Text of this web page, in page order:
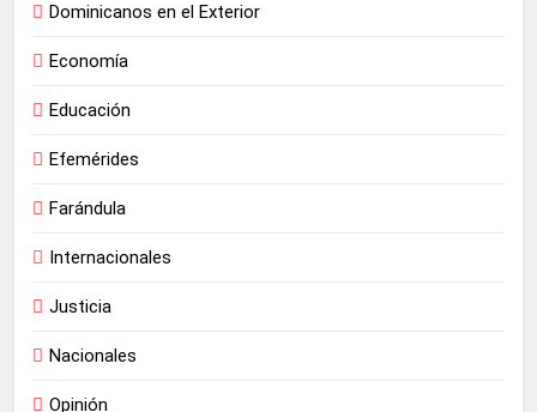
Dominicanos en el Exterior
Economía
Educación
Efemérides
Farándula
Internacionales
Justicia
Nacionales
Opinión